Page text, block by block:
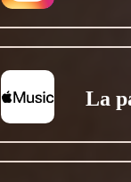
La